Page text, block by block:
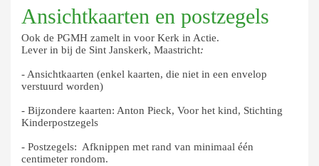
Ansichtkaarten en postzegels
Ook de PGMH zamelt in voor Kerk in Actie.
Lever in bij de Sint Janskerk, Maastricht:
- Ansichtkaarten (enkel kaarten, die niet in een envelop
verstuurd worden)
- Bijzondere kaarten: Anton Pieck, Voor het kind, Stichting
Kinderpostzegels
- Postzegels: Afknippen met rand van minimaal één
centimeter rondom.